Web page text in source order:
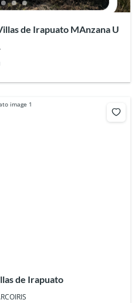
de Irapuato MAnzana U
de Irapuato